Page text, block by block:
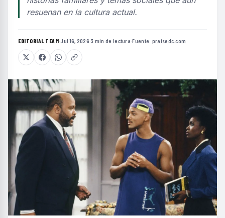
resuenan en la cultura actual.
EDITORIAL TEAM·Jul 16, 2026·3 min de lectura·Fuente: praisedc.com